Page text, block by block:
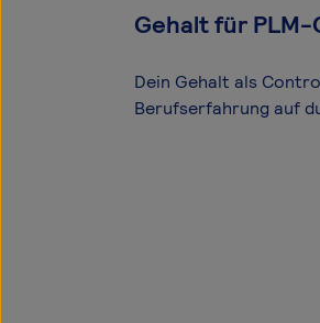
Gehalt für
Dein Gehalt als
Berufserfahrung auf